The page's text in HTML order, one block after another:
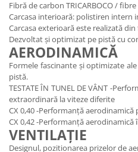
Protectii genunchi
Copii
Casti copii
Incaltaminte
Ochelari
Protecții
Echipamente barbati
Pantaloni Barbati
Fibră de carbon TRICARBOCO /
Carcasa interioară: polistiren intern
Carcasa exterioară este realizată
Dezvoltat și optimizat pe pistă cu
AERODINAMICĂ
Formele fascinante și optimizate
pistă.
TESTATE ÎN TUNEL DE VÂNT -
extraordinară la viteze diferite
CX 0,40 -Performanță aerodinamică
CX 0,42 -Performanță aerodinamică
VENTILAȚIE
Designul, pozitionarea prizelor de